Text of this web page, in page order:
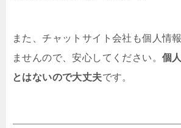
また、チャットサイト会社も個人情
ませんので、安心してください。 個
とはないので大丈夫です。